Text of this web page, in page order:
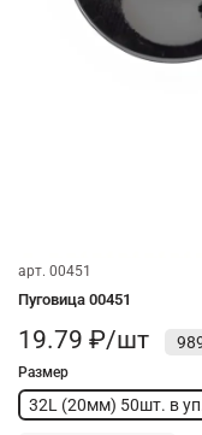
арт. 00451
Пуговица 00451
19.79 ₽/шт
Размер
32L (20мм) 50шт. в